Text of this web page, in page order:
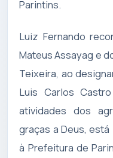
Parintins.
​Luiz Fernando
Mateus Assayag e
Teixeira, ao
Luis Carlos
atividades dos
graças a Deus,
à Prefeitura de